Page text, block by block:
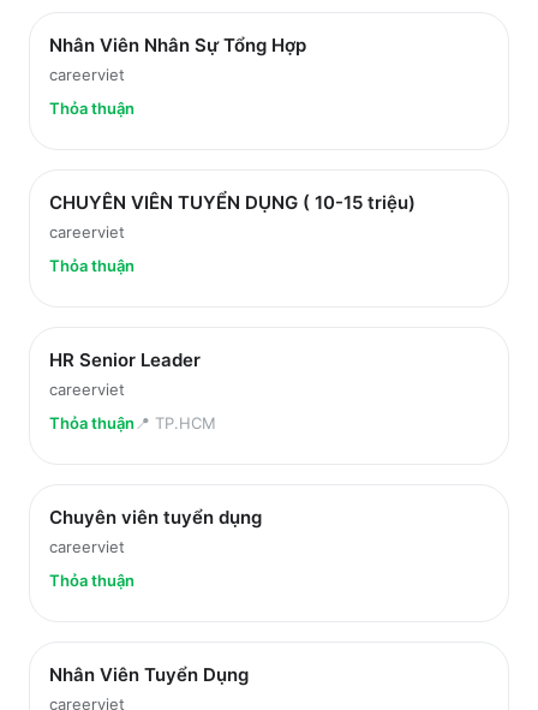
Nhân Viên Nhân Sự Tổng Hợp
careerviet
Thỏa thuận
CHUYÊN VIÊN TUYỂN DỤNG ( 10-15 triệu)
careerviet
Thỏa thuận
HR Senior Leader
careerviet
Thỏa thuận 📍 TP.HCM
Chuyên viên tuyển dụng
careerviet
Thỏa thuận
Nhân Viên Tuyển Dụng
careerviet